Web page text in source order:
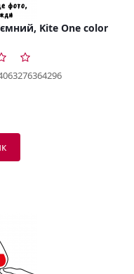
Kite One color